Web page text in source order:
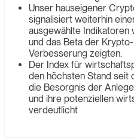
Unser hauseigener
signalisiert weiterhin
ausgewählte Indikatoren
und das Beta der
Verbesserung zeigten.
Der Index für
den höchsten Stand seit
die Besorgnis der
und ihre potenziellen
verdeutlicht